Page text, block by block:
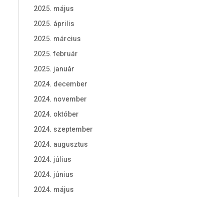
2025. május
2025. április
2025. március
2025. február
2025. január
2024. december
2024. november
2024. október
2024. szeptember
2024. augusztus
2024. július
2024. június
2024. május